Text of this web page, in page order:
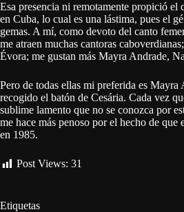
Esa presencia ni remotamente propició el
en Cuba, lo cual es una lástima, pues el
gemas. A mí, como devoto del canto
me atraen muchas cantoras
Évora; me gustan más Mayra Andrade,
Pero de todas ellas mi preferida es Mayra
recogido el batón de Cesária. Cada vez
sublime lamento que no se conozca por
me hace más penoso por el hecho de que
en 1985.
Post Views: 31
Etiquetas